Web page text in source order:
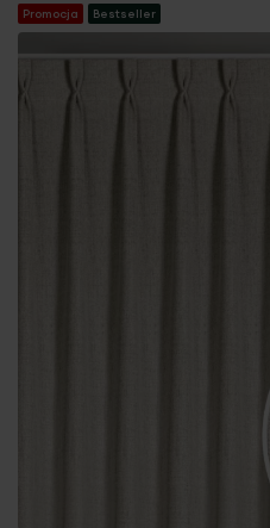
Promocja Bestseller